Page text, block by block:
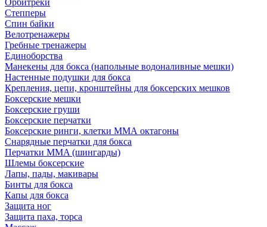
Орбитреки
Степперы
Спин байки
Велотренажеры
Гребные тренажеры
Единоборства
Манекены для бокса (напольные водоналивные мешки)
Настенные подушки для бокса
Крепления, цепи, кронштейны для боксерских мешков
Боксерские мешки
Боксерские груши
Боксерские перчатки
Боксерские ринги, клетки ММА октагоны
Снарядные перчатки для бокса
Перчатки MMA (шингарды)
Шлемы боксерские
Лапы, пады, макивары
Бинты для бокса
Капы для бокса
Защита ног
Защита паха, торса